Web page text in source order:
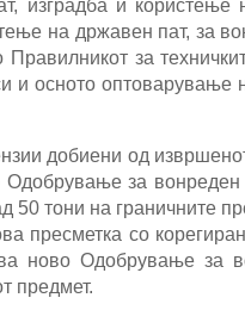
изградба и
на државен пат, за
за
и осното
добиени од
за
50 тони на граничните
пресметка со
ново Одобрување за
предмет.